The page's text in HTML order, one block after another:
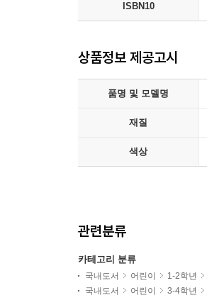
ISBN10
상품정보 제공고시
품명 및 모델명
재질
색상
관련분류
카테고리 분류
국내도서 어린이 1-2학년
국내도서
어린이 3-4학년